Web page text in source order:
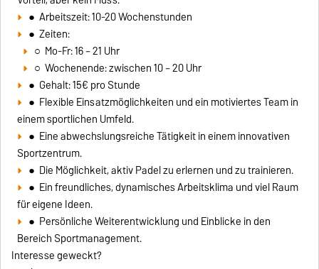
● Arbeitszeit: 10-20 Wochenstunden
● Zeiten:
○ Mo-Fr: 16 – 21 Uhr
○ Wochenende: zwischen 10 – 20 Uhr
● Gehalt: 15€ pro Stunde
● Flexible Einsatzmöglichkeiten und ein motiviertes Team in
einem sportlichen Umfeld.
● Eine abwechslungsreiche Tätigkeit in einem innovativen
Sportzentrum.
● Die Möglichkeit, aktiv Padel zu erlernen und zu trainieren.
● Ein freundliches, dynamisches Arbeitsklima und viel Raum
für eigene Ideen.
● Persönliche Weiterentwicklung und Einblicke in den
Bereich Sportmanagement.
Interesse geweckt?